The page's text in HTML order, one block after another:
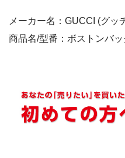
メーカー名：GUCCI (グッ
商品名/型番：ボストンバ